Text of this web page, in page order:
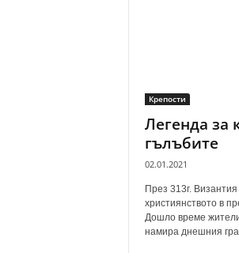
Крепости
Легенда за
гълъбите
02.01.2021
През 313г.
християнството в
Дошло време
намира днешния